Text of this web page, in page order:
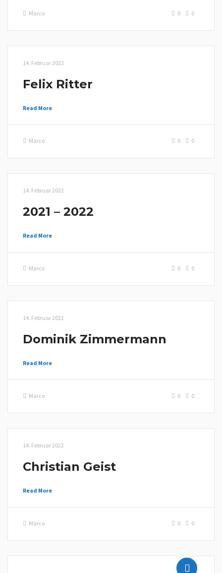
Marco 0
0
14. Februar 2022
Felix Ritter
Read More
Marco 0
0
14. Februar 2022
2021 – 2022
Read More
Marco 0
0
14. Februar 2022
Dominik Zimmermann
Read More
Marco 0
0
14. Februar 2022
Christian Geist
Read More
Marco 0
0